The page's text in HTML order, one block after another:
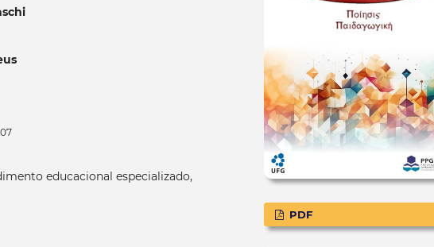
educacional especializado,
PDF